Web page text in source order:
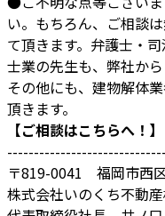
い。もちろん、ご相談
て頂きます。弁護士・
士業の先生も、弊社か
その他にも、建物解体
頂きます。
【ご相談はこちらへ！
〒819-0041 福岡市西
株式会社いのくち不動